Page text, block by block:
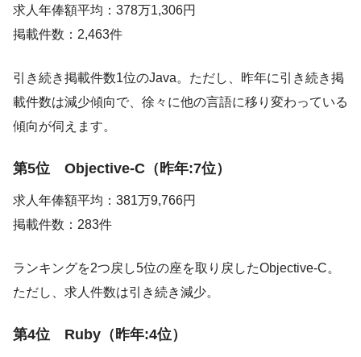
求人年俸額平均：378万1,306円
掲載件数：2,463件
引き続き掲載件数1位のJava。ただし、昨年に引き続き掲
載件数は減少傾向で、徐々に他の言語に移り変わっている
傾向が伺えます。
第5位 Objective-C（昨年:7位）
求人年俸額平均：381万9,766円
掲載件数：283件
ランキングを2つ戻し5位の座を取り戻したObjective-C。
ただし、求人件数は引き続き減少。
第4位 Ruby（昨年:4位）